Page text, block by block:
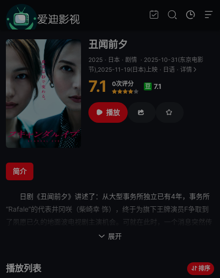
丑闻前夕
2025 · 日本 · 剧情 · 2025-10-31(东京电影
节),2025-11-19(日本)上映 · 日语 · 详情
7.1 0次评分
很差
较差
还行推荐力荐
豆 7.1
播放
简介
日剧《丑闻前夕》讲述了：从大型事务所独立已有4年，事务所
“Rafale”的代表井冈咲（柴崎幸 饰），终于为旗下王牌演员F争取到
了夙愿已久的地面波电视剧主演机会。可就在此时，一个消息突然传
入井冈耳中 —— 某周刊杂志告知她，将刊登这位王牌演员F的“婚外
光在阳光下的《周刊文潮》记者。
 展开
播放列表 排序